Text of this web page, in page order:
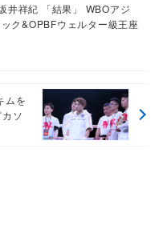
井祥紀 「結果」 WBOアジ
ク&OPBFウェルター級王座
ムを
ソ